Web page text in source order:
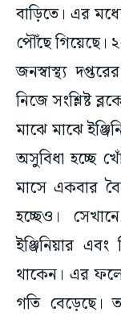
বাড়িতে। এর
পৌঁছে গিয়েছে।
জনস্বাস্থ্য
নিজে সংশ্লিষ্ট
মাঝে মাঝে
অসুবিধা হচ্ছে
মাসে একবার
হচ্ছেও।
ইঞ্জিনিয়ার এবং
থাকেন। এর
গতি বেড়েছে।